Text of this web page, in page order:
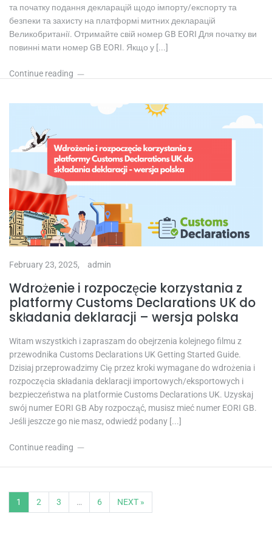
та початку подання декларацій щодо імпорту/експорту та
безпеки та захисту на платформі митних декларацій
Великобританії. Отримайте свій номер GB EORI Для початку ви
повинні мати номер GB EORI. Якщо у [...]
Continue reading
February 23, 2025, admin
Wdrożenie i rozpoczęcie korzystania z
platformy Customs Declarations UK do
składania deklaracji – wersja polska
Witam wszystkich i zapraszam do obejrzenia kolejnego filmu z
przewodnika Customs Declarations UK Getting Started Guide.
Dzisiaj przeprowadzimy Cię przez kroki wymagane do wdrożenia i
rozpoczęcia składania deklaracji importowych/eksportowych i
bezpieczeństwa na platformie Customs Declarations UK. Uzyskaj
swój numer EORI GB Aby rozpocząć, musisz mieć numer EORI GB.
Jeśli jeszcze go nie masz, odwiedź podany [...]
Continue reading
1 2 3 … 6 NEXT »